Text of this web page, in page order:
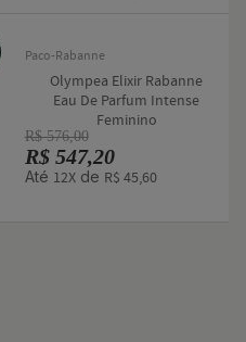
Paco-Rabanne
Olympea Elixir Rabanne
Eau De Parfum Intense
Feminino
R$ 576,00
R$ 547,20
Até 12Xde R$ 45,60